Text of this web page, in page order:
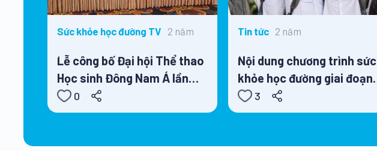
Sức khỏe học đường TV 2 năm
Lễ công bố Đại hội Thể thao
Học sinh Đông Nam Á lần
thứ 13
0
Tin tức 2 năm
Nội dung chương trình sức
khỏe học đường giai đoạn
2021 – 2025
3